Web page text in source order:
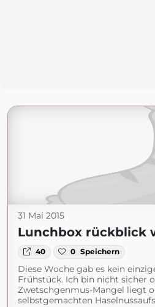
31 Mai 2015
Lunchbox rückblick
40 0 Speichern
Diese Woche gab es kein
Frühstück. Ich bin nicht sicher
Zwetschgenmus-Mangel liegt
selbstgemachten